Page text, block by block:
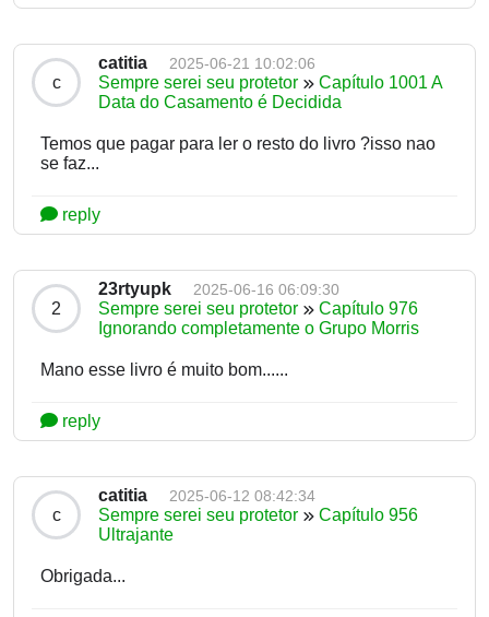
c
catitia 2025-06-21 10:02:06
Sempre serei seu protetor
Capítulo 1001 A
Data do Casamento é Decidida
Temos que pagar para ler o resto do livro ?isso nao
se faz...
reply
2
23rtyupk 2025-06-16 06:09:30
Sempre serei seu protetor
Capítulo 976
Ignorando completamente o Grupo Morris
Mano esse livro é muito bom......
reply
c
catitia 2025-06-12 08:42:34
Sempre serei seu protetor
Capítulo 956
Ultrajante
Obrigada...